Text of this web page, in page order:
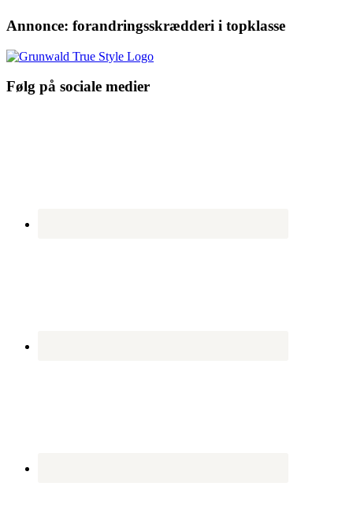
Annonce: forandringsskrædderi i topklasse
Følg på sociale medier